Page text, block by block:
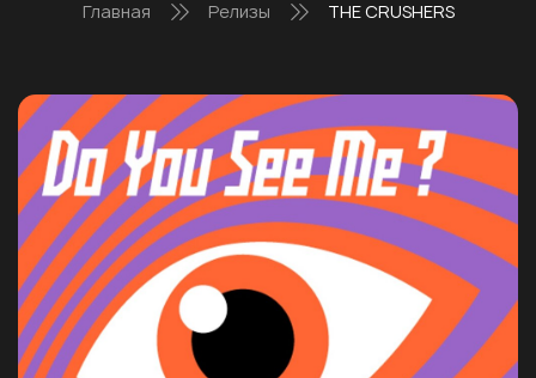
Главная Релизы THE CRUSHERS